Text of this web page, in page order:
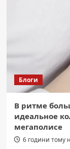
Блоги
В ритме
идеальное
мегаполисе
6 години тому